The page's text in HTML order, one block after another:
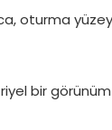
oturma
bir görünüm